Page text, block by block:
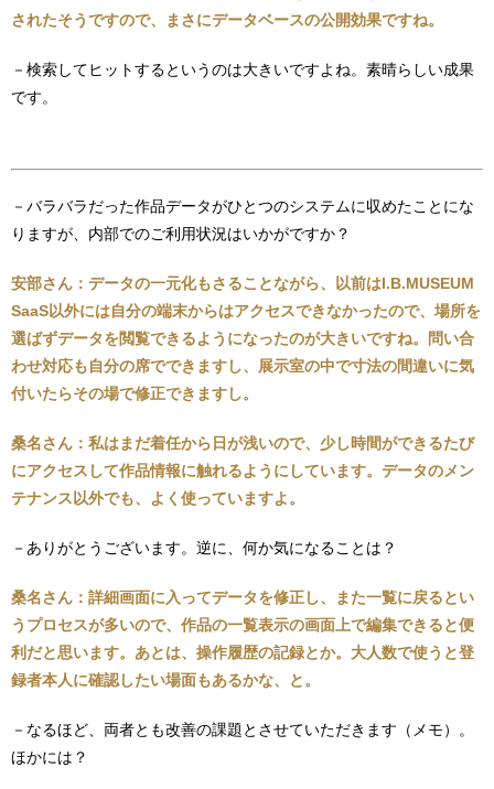
されたそうですので、まさにデータベースの公開効果ですね。
－検索してヒットするというのは大きいですよね。素晴らしい成果
です。
－バラバラだった作品データがひとつのシステムに収めたことにな
りますが、内部でのご利用状況はいかがですか？
安部さん：データの一元化もさることながら、以前はI.B.MUSEUM
SaaS以外には自分の端末からはアクセスできなかったので、場所を
選ばずデータを閲覧できるようになったのが大きいですね。問い合
わせ対応も自分の席でできますし、展示室の中で寸法の間違いに気
付いたらその場で修正できますし。
桑名さん：私はまだ着任から日が浅いので、少し時間ができるたび
にアクセスして作品情報に触れるようにしています。データのメン
テナンス以外でも、よく使っていますよ。
－ありがとうございます。逆に、何か気になることは？
桑名さん：詳細画面に入ってデータを修正し、また一覧に戻るとい
うプロセスが多いので、作品の一覧表示の画面上で編集できると便
利だと思います。あとは、操作履歴の記録とか。大人数で使うと登
録者本人に確認したい場面もあるかな、と。
－なるほど、両者とも改善の課題とさせていただきます（メモ）。
ほかには？